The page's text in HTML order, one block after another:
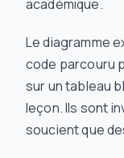
académique.
Le diagramme
code parcouru
sur un tableau
leçon. Ils sont
soucient que